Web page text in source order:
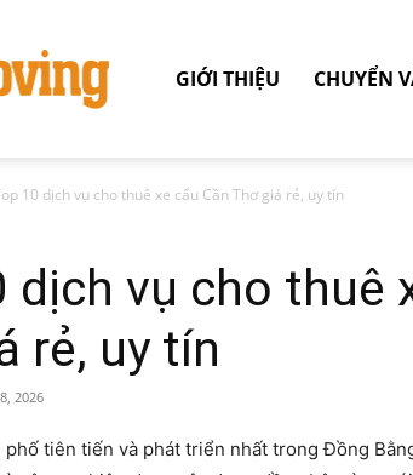
GIỚI THIỆU CHUYỂN
10 dịch vụ cho thuê xe cẩu Cần Thơ giá rẻ, uy tín
dịch vụ cho thuê
rẻ, uy tín
2026
phố tiên tiến và phát triển nhất trong Đồng